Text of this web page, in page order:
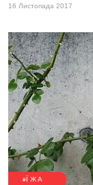
16 Листопада 2017
ЇЖА